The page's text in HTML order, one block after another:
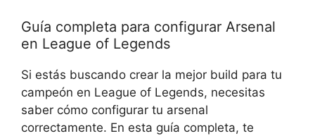
Guía completa para configurar Arsenal
en League of Legends
Si estás buscando crear la mejor build para tu
campeón en League of Legends, necesitas
saber cómo configurar tu arsenal
correctamente. En esta guía completa, te